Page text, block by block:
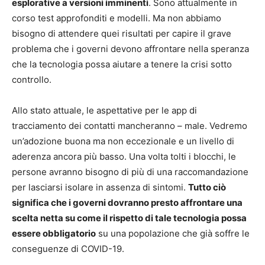
esplorative a versioni imminenti. Sono attualmente in
corso test approfonditi e modelli. Ma non abbiamo
bisogno di attendere quei risultati per capire il grave
problema che i governi devono affrontare nella speranza
che la tecnologia possa aiutare a tenere la crisi sotto
controllo.
Allo stato attuale, le aspettative per le app di
tracciamento dei contatti mancheranno – male. Vedremo
un’adozione buona ma non eccezionale e un livello di
aderenza ancora più basso. Una volta tolti i blocchi, le
persone avranno bisogno di più di una raccomandazione
per lasciarsi isolare in assenza di sintomi. Tutto ciò
significa che i governi dovranno presto affrontare una
scelta netta su come il rispetto di tale tecnologia possa
essere obbligatorio su una popolazione che già soffre le
conseguenze di COVID-19.